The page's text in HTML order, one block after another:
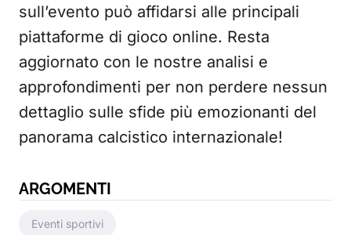
sull’evento può affidarsi alle principali
piattaforme di gioco online. Resta
aggiornato con le nostre analisi e
approfondimenti per non perdere nessun
dettaglio sulle sfide più emozionanti del
panorama calcistico internazionale!
ARGOMENTI
Eventi sportivi